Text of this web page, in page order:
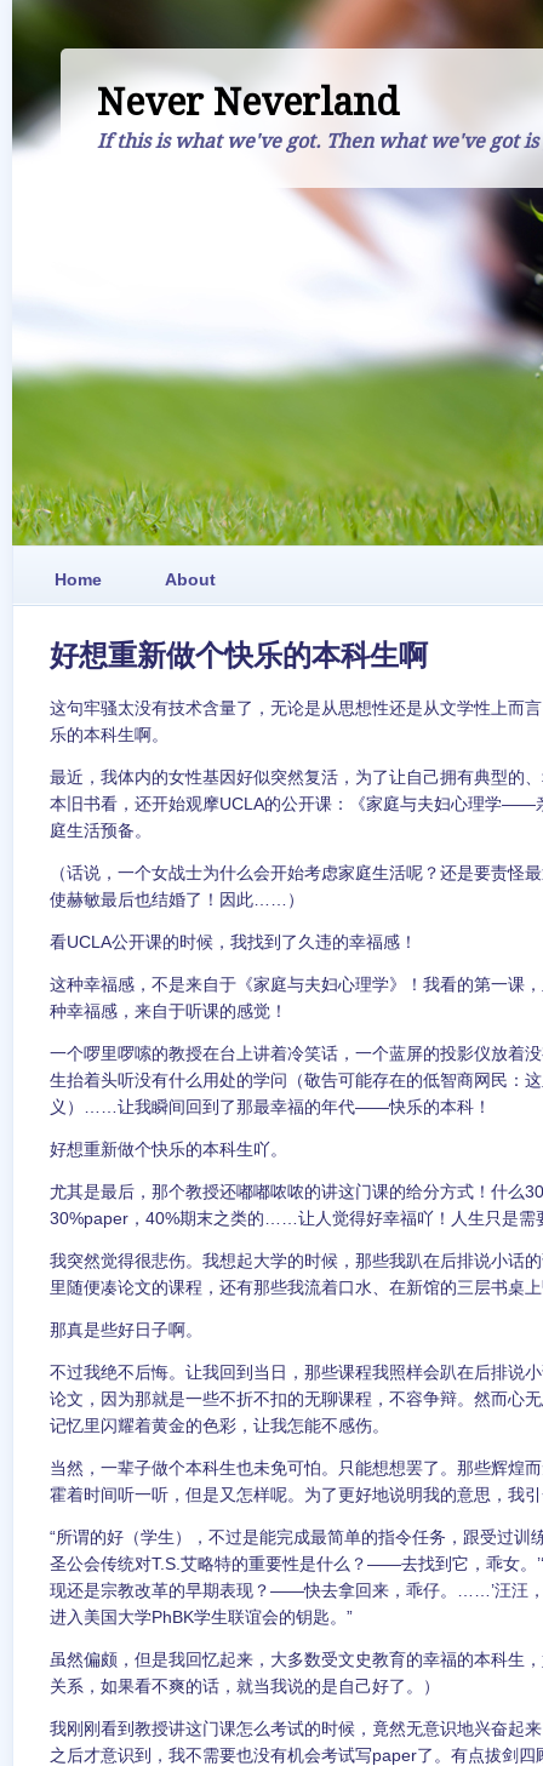
Never Neverland
If this is what we've got. Then what we've got is
Home About
好想重新做个快乐的本科生啊
这句牢骚太没有技术含量了，无论是从思想性还是从文学性上
乐的本科生啊。
最近，我体内的女性基因好似突然复活，为了让自己拥有典型的
本旧书看，还开始观摩UCLA的公开课：《家庭与夫妇心理学——
庭生活预备。
（话说，一个女战士为什么会开始考虑家庭生活呢？还是要责怪
使赫敏最后也结婚了！因此……）
看UCLA公开课的时候，我找到了久违的幸福感！
这种幸福感，不是来自于《家庭与夫妇心理学》！我看的第一课
种幸福感，来自于听课的感觉！
一个啰里啰嗦的教授在台上讲着冷笑话，一个蓝屏的投影仪放着
生抬着头听没有什么用处的学问（敬告可能存在的低智商网民：
义）……让我瞬间回到了那最幸福的年代——快乐的本科！
好想重新做个快乐的本科生吖。
尤其是最后，那个教授还嘟嘟哝哝的讲这门课的给分方式！什么
30%paper，40%期末之类的……让人觉得好幸福吖！人生只是需
我突然觉得很悲伤。我想起大学的时候，那些我趴在后排说小话
里随便凑论文的课程，还有那些我流着口水、在新馆的三层书桌
那真是些好日子啊。
不过我绝不后悔。让我回到当日，那些课程我照样会趴在后排说
论文，因为那就是一些不折不扣的无聊课程，不容争辩。然而心
记忆里闪耀着黄金的色彩，让我怎能不感伤。
当然，一辈子做个本科生也未免可怕。只能想想罢了。那些辉煌
霍着时间听一听，但是又怎样呢。为了更好地说明我的意思，我
“所谓的好（学生），不过是能完成最简单的指令任务，跟受过
圣公会传统对T.S.艾略特的重要性是什么？——去找到它，乖女。
现还是宗教改革的早期表现？——快去拿回来，乖仔。……’汪汪
进入美国大学PhBK学生联谊会的钥匙。”
虽然偏颇，但是我回忆起来，大多数受文史教育的幸福的本科生
关系，如果看不爽的话，就当我说的是自己好了。）
我刚刚看到教授讲这门课怎么考试的时候，竟然无意识地兴奋起
之后才意识到，我不需要也没有机会考试写paper了。有点拔剑